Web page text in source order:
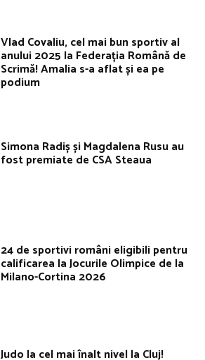
Vlad Covaliu, cel mai bun sportiv al
anului 2025 la Federația Română de
Scrimă! Amalia s-a aflat și ea pe
podium
Simona Radiș și Magdalena Rusu au
fost premiate de CSA Steaua
24 de sportivi români eligibili pentru
calificarea la Jocurile Olimpice de la
Milano-Cortina 2026
Judo la cel mai înalt nivel la Cluj!